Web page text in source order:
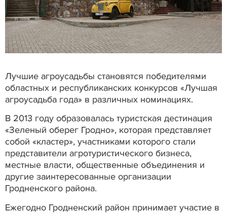
Лучшие агроусадьбы становятся победителями
областных и республиканских конкурсов «Лучшая
агроусадьба года» в различных номинациях.
В 2013 году образовалась туристская дестинация
«Зеленый оберег Гродно», которая представляет
собой «кластер», участниками которого стали
представители агротуристического бизнеса,
местные власти, общественные объединения и
другие заинтересованные организации
Гродненского района.
Ежегодно Гродненский район принимает участие в